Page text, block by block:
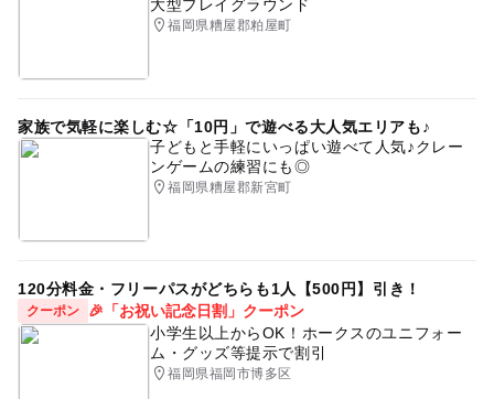
大型プレイグラウンド
福岡県糟屋郡粕屋町
家族で気軽に楽しむ☆「10円」で遊べる大人気エリアも♪
子どもと手軽にいっぱい遊べて人気♪クレー
ンゲームの練習にも◎
福岡県糟屋郡新宮町
120分料金・フリーパスがどちらも1人【500円】引き！
クーポン
🎉「お祝い記念日割」クーポン
小学生以上からOK！ホークスのユニフォー
ム・グッズ等提示で割引
福岡県福岡市博多区